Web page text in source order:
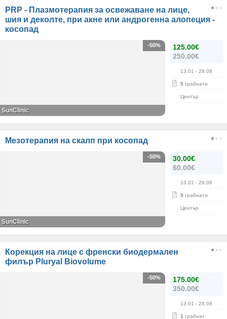
PRP - Плазмотерапия за освежаване на лице,
шия и деколте, при акне или андрогенна алопеция -
косопад
125.00€
250.00€
13.01 - 28.08
5 грабнати
Център
-50%
SunClinic
Мезотерапия на скалп при косопад
30.00€
60.00€
13.01 - 28.08
5 грабнати
Център
-50%
SunClinic
Корекция на лице с френски биодермален
филър Pluryal Biovolume
175.00€
350.00€
13.01 - 28.08
1 грабнат
-50%